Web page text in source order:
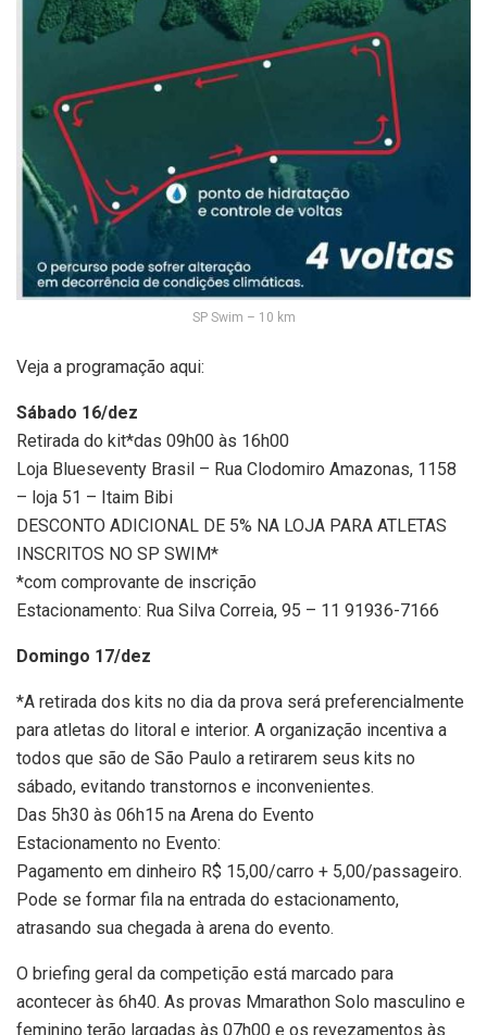
SP Swim – 10 km
Veja a programação aqui:
Sábado 16/dez
Retirada do kit*das 09h00 às 16h00
Loja Blueseventy Brasil – Rua Clodomiro Amazonas, 1158
– loja 51 – Itaim Bibi
DESCONTO ADICIONAL DE 5% NA LOJA PARA ATLETAS
INSCRITOS NO SP SWIM*
*com comprovante de inscrição
Estacionamento: Rua Silva Correia, 95 – 11 91936-7166
Domingo 17/dez
*A retirada dos kits no dia da prova será preferencialmente
para atletas do litoral e interior. A organização incentiva a
todos que são de São Paulo a retirarem seus kits no
sábado, evitando transtornos e inconvenientes.
Das 5h30 às 06h15 na Arena do Evento
Estacionamento no Evento:
Pagamento em dinheiro R$ 15,00/carro + 5,00/passageiro.
Pode se formar fila na entrada do estacionamento,
atrasando sua chegada à arena do evento.
O briefing geral da competição está marcado para
acontecer às 6h40. As provas Mmarathon Solo masculino e
feminino terão largadas às 07h00 e os revezamentos às